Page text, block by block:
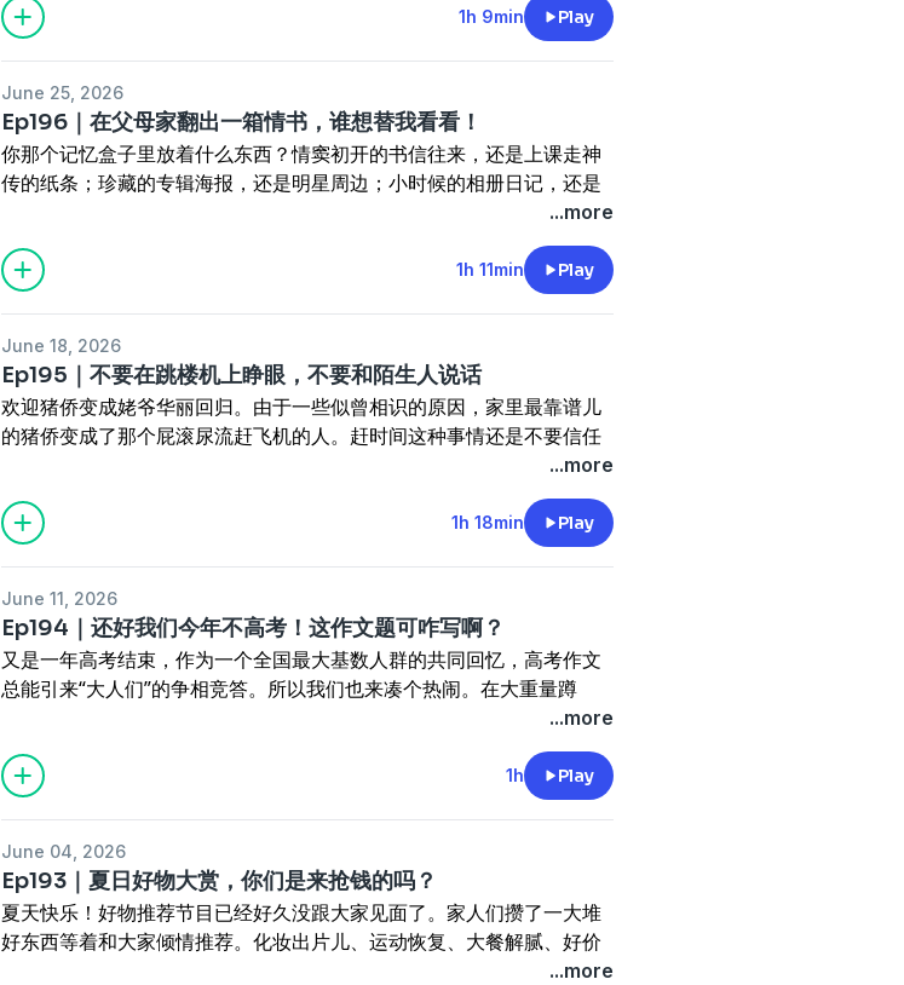
宁浪别野是每一个女生可以完全放松下来做自己的安全堡垒。
微信nlby-666 联系小助理进听友群，入住我们的女生宿舍，一起共享
�建联/合作联系微信：Ysy978458011
�️欢迎大家给我们留言诉说你的故事，祝你一切顺利，我们在这儿陪你
https://www.wjx.cn/vm/Qlobmmw.aspx#
【� 宁浪别野是什么？】
首先它是一个实体的大别墅�。四个平均年龄35岁的女性好友��在万
宁合租了个大house。我们不定期的逃离城市来到这座海边乌托邦，在
这里冲浪�、读书�、聊天�、玩儿音乐���。
同时它还是一档播客�️，是四位主播无论身在何处，都希望每周能和大
家分享故事的地方。
最后它更是每个所有女生的云宿舍�，大家有任何故事、观点、建议，
宁浪别野是每一个女生可以完全放松下来做自己的安全堡垒。
微信nlby-666 联系小助理进听友群，入住我们的女生宿舍，一起共享
�建联/合作联系微信：Ysy978458011
�️欢迎大家给我们留言诉说你的故事，祝你一切顺利，我们在这儿陪你
https://www.wjx.cn/vm/Qlobmmw.aspx#
和“卷马”和谐共处的@Yoyo
被毛孩子气懵的@依侬
解锁后妈体验包的@猪侨
【� 宁浪别野是什么？】
首先它是一个实体的大别墅�。四个平均年龄35岁的女性好友��在万
宁合租了个大house。我们不定期的逃离城市来到这座海边乌托邦，在
这里冲浪�、读书�、聊天�、玩儿音乐���。
家分享故事的地方。
最后它更是每个所有女生的云宿舍�，大家有任何故事、观点、建议，
无论多羞耻、奇葩、不合时宜，都可以在这里分享和诉说。
宁浪别野是每一个女生可以完全放松下来做自己的安全堡垒。
微信nlby-666 联系小助理进听友群，入住我们的女生宿舍，一起共享
WiFi吧！
�建联/合作联系微信：Ysy978458011
�️欢迎大家给我们留言诉说你的故事，祝你一切顺利，我们在这儿陪你
出席，听ta们讲讲自己的烦恼，讲讲我们的思考和办法。也欢迎大家继
续把我们当成树洞，或者在节目下面留言说说你的经验。
（也可以在每期节目的shownotes最底部找到）
02:22经血弄到裤子上不是你的错啊！把尴尬丢给别人吧！
23:05友谊也有排他性吗？三人的友谊好拥挤……
39:28身边的人总有我的雷点，下头以后关系还能维系吗？
59:05
【�️本期陪伴】
不放弃追寻，但也享受平静的@Yoyo
爱好变事业，热情失而复得的@猪侨
在瓶颈期不务正业的@姥爷
【� 宁浪别野是什么？】
首先它是一个实体的大别墅�。四个平均年龄35岁的女性好友��在万
宁合租了个大house。我们不定期的逃离城市来到这座海边乌托邦，在
同时它还是一档播客�️，是四位主播无论身在何处，都希望每周能和大
家分享故事的地方。
最后它更是每个所有女生的云宿舍�，大家有任何故事、观点、建议，
无论多羞耻、奇葩、不合时宜，都可以在这里分享和诉说。
宁浪别野是每一个女生可以完全放松下来做自己的安全堡垒。
微信nlby-666 联系小助理进听友群，入住我们的女生宿舍，一起共享
WiFi吧！
https://www.wjx.cn/vm/Qlobmmw.aspx#
1h 9min Play
June 25, 2026
Ep196｜在父母家翻出一箱情书，谁想替我看看！
你那个记忆盒子里放着什么东西？情窦初开的书信往来，还是上课走神
传的纸条；珍藏的专辑海报，还是明星周边；小时候的相册日记，还是
今天的节目缘起，是猪侨的妈妈李老师搬家，翻出一箱猪侨青春时态的
情书请她本人认领。于是三位家人细数了自己仍然珍藏的，虽然无用但
敝帚自珍的老东西。这些东西组成了过去的记忆导航，让记忆随着时间
你有没有珍贵而无用的老东西，欢迎大家在评论区分享，带我们看看你
的导航。
03:06在父母家翻出一箱情书，谁想替我看看！
13:18被时代淘汰的电器，当年可是证明了我的时尚态度！
今天拍的照片必须完美无瑕，但过去的照片无论美丑都全盘接
受？
28:29
伴侣留着关于前任记忆的东西你介意吗？ta留不留不知道，反正
我得留。
33:39东西还是贵的好哈，能留下的都是有价值的。
39:48没有一个平台可以永远保存所有照片，所以我们才要在各个平台
应发尽发。
47:42属于追星女的记忆，都是曾经爱的证据！
58:34从此以后的三十年，还有哪些东西会留在身边呢？
获得意外之喜好东西的@Yoyo
对过去的真实全盘接受的@依侬
拥有一箱情书的@猪侨
【宁浪别野是什么？】
首先它是一个实体的大别墅。四个平均年龄35岁的女性好友在万宁合租
了个大house。我们不定期的逃离城市来到这座海边乌托邦，在这里冲
浪、读书、聊天、玩儿音乐。
同时它还是一档播客，是四位主播无论身在何处，都希望每周能和大家
...more
1h 11min Play
June 18, 2026
Ep195｜不要在跳楼机上睁眼，不要和陌生人说话
欢迎猪侨变成姥爷华丽回归。由于一些似曾相识的原因，家里最靠谱儿
的猪侨变成了那个屁滚尿流赶飞机的人。赶时间这种事情还是不要信任
那么如何交付信任，对谁交付，程度在哪里？把朋友培养成值得信赖的
人，还是让专业的人干专业的事儿？Yoyo选择前者；依侬偶然间和陌生
人短暂建立了信任关系，然而一切点到为止，有始有终；姥爷应该是全
意外事故。那么你呢？
PS：猪侨视角的跳楼机全程放姥爷小红书小号（@fit4life姥爷）了！
01:49开机之前，在北京最好的天气里体验落日飞车的浪漫。
08:15在游乐设施上真的无法停止灾难幻想啊！
把信任的朋友培养为生死之交，还是让专业的人提供最安全的保
障？
40:35
57:20如何面对陌生人将自己的人生和盘托出？是美妙的相遇还是潜伏
的危险？
【本期陪伴】
把信任的朋友变成生死之交的@Yoyo
无法停止一切灾难幻想的@姥爷
和陌生人交付全部信任的@依侬
...more
1h 18min Play
June 11, 2026
Ep194｜还好我们今年不高考！这作文题可咋写啊？
又是一年高考结束，作为一个全国最大基数人群的共同回忆，高考作文
总能引来“大人们”的争相竞答。所以我们也来凑个热闹。在大重量蹲
臀，并且大餐一顿以后，三位家人决定应对高考作文。从开始对出题人
的质疑，到理解他们的用意，再到明白题如人生，自己已经活成题中形
态。回到考场，所谓大人可能再难重获高分儿，但重温题目，我们已经
成为鲜活的论据。
祝所有考生得偿所愿，更愿你们早日理解人生大事尚未发生，一时失意
更不是结局。让我们高高举起，轻轻放下。
04:30 北京卷第一题：做规划是必须的吗？J中有P才是我的人生！
...more
1h Play
June 04, 2026
Ep193｜夏日好物大赏，你们是来抢钱的吗？
夏天快乐！好物推荐节目已经好久没跟大家见面了。家人们攒了一大堆
好东西等着和大家倾情推荐。化妆出片儿、运动恢复、大餐解腻、好价
夏装、氛围家装，只有你想不到的，没有这个夏天用不到的。你们怎么
...more